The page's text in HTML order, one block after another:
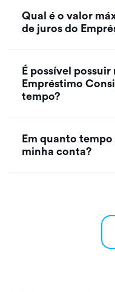
Qual é o valor
de juros do
É possível possuir
Empréstimo
tempo?
Em quanto
minha conta?